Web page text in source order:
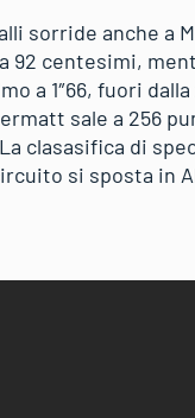
sorride anche a
92 centesimi,
a 1″66, fuori
sale a 256
clasasifica di
si sposta in